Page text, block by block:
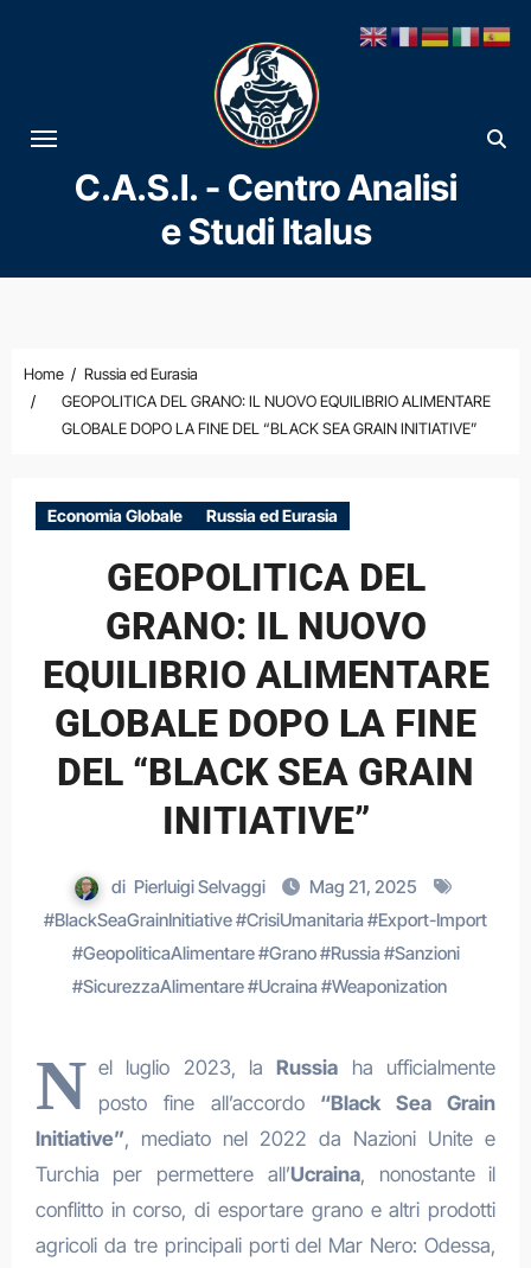
al
contenuto
C.A.S.I. - Centro Analisi
e Studi Italus
Home
Russia ed Eurasia
GEOPOLITICA DEL GRANO: IL NUOVO EQUILIBRIO ALIMENTARE
GLOBALE DOPO LA FINE DEL “BLACK SEA GRAIN INITIATIVE”
Economia Globale Russia ed Eurasia
GEOPOLITICA DEL
GRANO: IL NUOVO
EQUILIBRIO ALIMENTARE
GLOBALE DOPO LA FINE
DEL “BLACK SEA GRAIN
INITIATIVE”
di Pierluigi Selvaggi
Mag 21, 2025
#BlackSeaGrainInitiative#CrisiUmanitaria#Export-Import
#GeopoliticaAlimentare#Grano#Russia#Sanzioni
#SicurezzaAlimentare#Ucraina#Weaponization
N el luglio 2023, la Russia ha ufficialmente
posto fine all’accordo “Black Sea Grain
Initiative”, mediato nel 2022 da Nazioni Unite e
Turchia per permettere all’Ucraina, nonostante il
conflitto in corso, di esportare grano e altri prodotti
agricoli da tre principali porti del Mar Nero: Odessa,